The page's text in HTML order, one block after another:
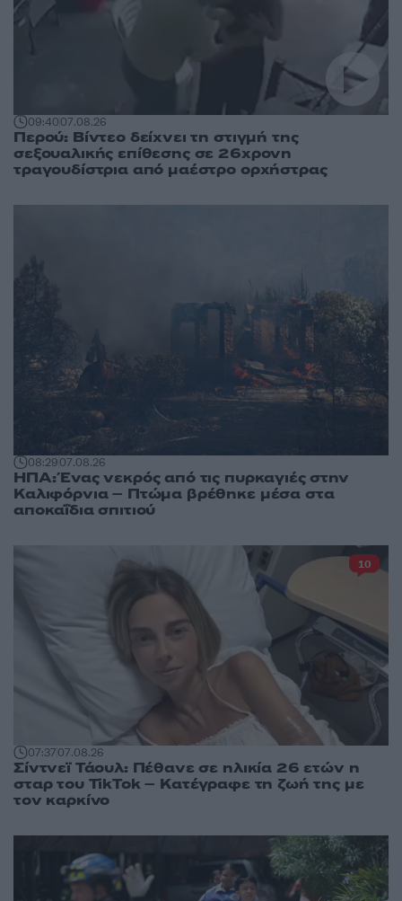
09:4007.08.26
Περού: Βίντεο δείχνει τη στιγμή της
σεξουαλικής επίθεσης σε 26χρονη
τραγουδίστρια από μαέστρο ορχήστρας
08:2907.08.26
ΗΠΑ: Ένας νεκρός από τις πυρκαγιές στην
Καλιφόρνια – Πτώμα βρέθηκε μέσα στα
αποκαΐδια σπιτιού
07:3707.08.26
Σίντνεϊ Τάουλ: Πέθανε σε ηλικία 26 ετών η
σταρ του TikTok – Kατέγραφε τη ζωή της με
τον καρκίνο
10